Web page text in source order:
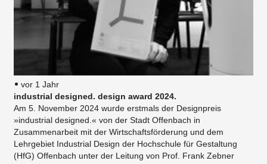
vor 1 Jahr
industrial designed. design award 2024.
Am 5. November 2024 wurde erstmals der Designpreis
»industrial designed.« von der Stadt Offenbach in
Zusammenarbeit mit der Wirtschaftsförderung und dem
Lehrgebiet Industrial Design der Hochschule für Gestaltung
(HfG) Offenbach unter der Leitung von Prof. Frank Zebner